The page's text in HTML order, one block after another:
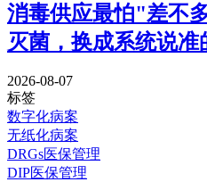
消毒供应最怕"差
灭菌，换成系统说准
2026-08-07
标签
数字化病案
无纸化病案
DRGs医保管理
DIP医保管理